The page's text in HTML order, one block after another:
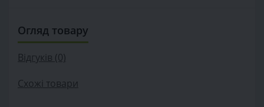
Огляд товару
Відгуків (0)
Схожі товари